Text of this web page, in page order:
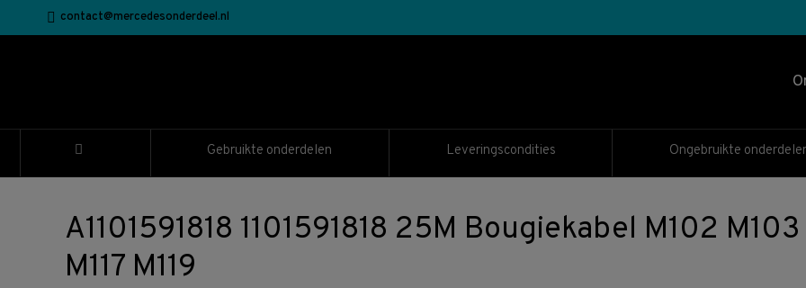
contact@mercedesonderdeel.nl
Gebruikte onderdelen Leveringscondities Ongebruikte
A1101591818 1101591818 25M Bougiekabel M102 M103
M117 M119